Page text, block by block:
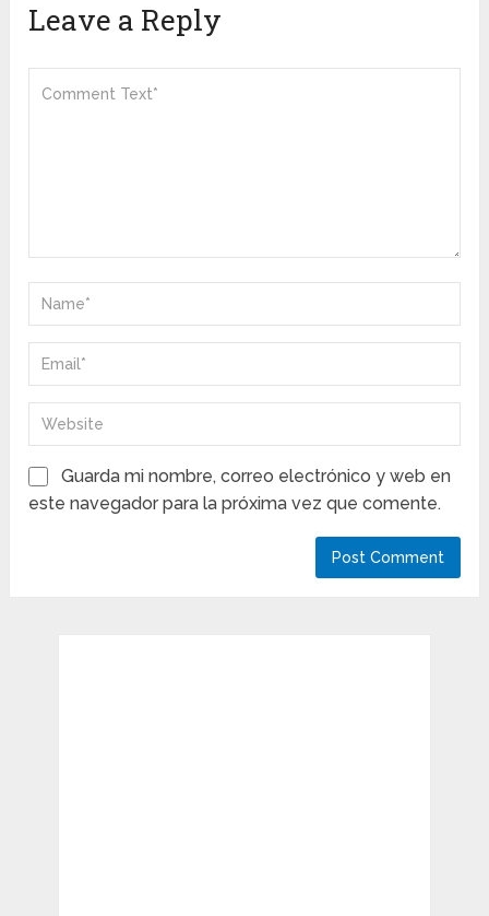
Leave a Reply
Guarda mi nombre, correo electrónico y web en
este navegador para la próxima vez que comente.